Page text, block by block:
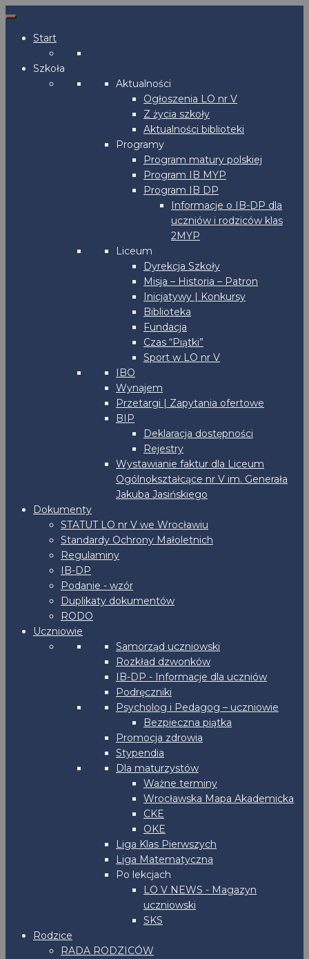
Start
Szkoła
Aktualności
Ogłoszenia LO nr V
Z życia szkoły
Aktualności biblioteki
Programy
Program matury polskiej
Program IB MYP
Program IB DP
Informacje o IB-DP dla
uczniów i rodziców klas
2MYP
Liceum
Dyrekcja Szkoły
Misja – Historia – Patron
Inicjatywy | Konkursy
Biblioteka
Fundacja
Czas “Piątki”
Sport w LO nr V
IBO
Wynajem
Przetargi | Zapytania ofertowe
BIP
Deklaracja dostępności
Rejestry
Wystawianie faktur dla Liceum
Ogólnokształcące nr V im. Generała
Jakuba Jasińskiego
Dokumenty
STATUT LO nr V we Wrocławiu
Standardy Ochrony Małoletnich
Regulaminy
IB-DP
Podanie - wzór
Duplikaty dokumentów
RODO
Uczniowie
Samorząd uczniowski
Rozkład dzwonków
IB-DP - Informacje dla uczniów
Podręczniki
Psycholog i Pedagog – uczniowie
Bezpieczna piątka
Promocja zdrowia
Stypendia
Dla maturzystów
Ważne terminy
Wrocławska Mapa Akademicka
CKE
OKE
Liga Klas Pierwszych
Liga Matematyczna
Po lekcjach
LO V NEWS - Magazyn
uczniowski
SKS
Rodzice
RADA RODZICÓW